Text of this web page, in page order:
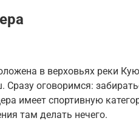
в верховьях реки
Сразу оговоримся:
имеет спортивную
там делать нечего.